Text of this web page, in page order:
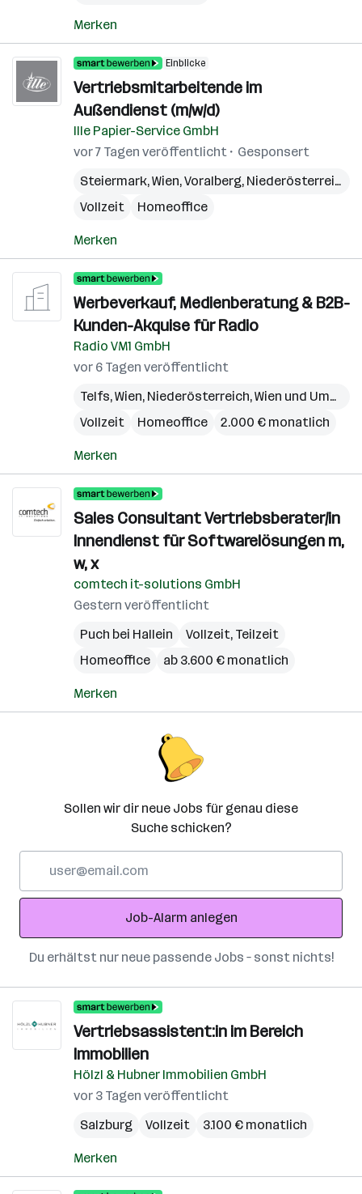
Merken
Einblicke
Vertriebsmitarbeitende im
Außendienst (m/w/d)
Ille Papier-Service GmbH
vor 7 Tagen veröffentlicht
Gesponsert
Steiermark,Wien,Voralberg, Niederösterreich
Vollzeit
Homeoffice
Merken
Werbeverkauf, Medienberatung & B2B-
Kunden-Akquise für Radio
Radio VM1 GmbH
vor 6 Tagen veröffentlicht
Telfs,Wien, Niederösterreich,Wien und Umgebung
Vollzeit
Homeoffice 2.000 € monatlich
Merken
Sales Consultant Vertriebsberater/in
Innendienst für Softwarelösungen m,
w, x
comtech it-solutions GmbH
Gestern veröffentlicht
Puch bei Hallein
Vollzeit, Teilzeit
Homeoffice
ab 3.600 € monatlich
Merken
Sollen wir dir neue Jobs für genau diese
Suche schicken?
Adresse
Job-Alarm anlegen
Du erhältst nur neue passende Jobs – sonst nichts!
Vertriebsassistent:in im Bereich
Immobilien
Hölzl & Hubner Immobilien GmbH
vor 3 Tagen veröffentlicht
Salzburg
Vollzeit 3.100 € monatlich
Merken